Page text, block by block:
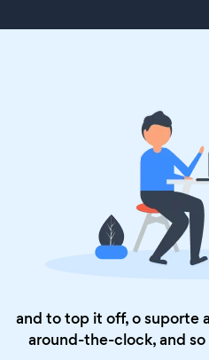
and to top it off, o suporte
around-the-clock, and so